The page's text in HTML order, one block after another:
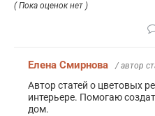
( Пока оценок нет )
Елена Смирнова / автор
Автор статей о цветовых
интерьере. Помогаю
дом.